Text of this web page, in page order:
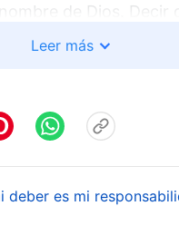
de Dios. Decir
en Dios sería
un pasaje de las
entre ellas,
Leer más
deber es mi